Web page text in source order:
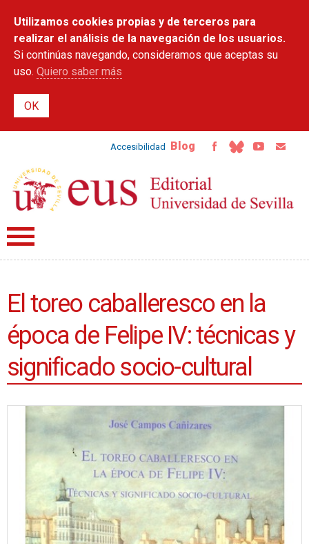
contenido
principal
Utilizamos cookies propias y de terceros para
realizar el análisis de la navegación de los usuarios.
Si continúas navegando, consideramos que aceptas su
uso. Quiero saber más
Accesibilidad Blog
El toreo caballeresco en la
época de Felipe IV: técnicas y
significado socio-cultural